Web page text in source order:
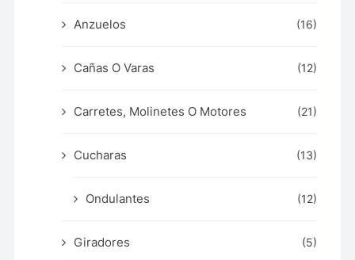
Anzuelos (16)
Cañas O Varas (12)
Carretes, Molinetes O Motores (21)
Cucharas (13)
Ondulantes (12)
Giradores (5)